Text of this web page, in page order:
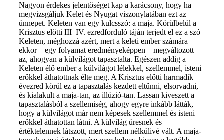
Nagyon érdekes jelentőséget kap a karácsony, hogy ha
megvizsgáljuk Kelet és Nyugat viszonylatában ezt az
ünnepet. Keleten van egy kulcsszó: a maja. Körülbelül a
Krisztus előtti III–IV. ezredforduló táján terjedt el ez a szó
Keleten, méghozzá azért, mert a keleti ember számára
ekkor – egy folyamat eredményeképpen – megváltozott
az, ahogyan a külvilágot tapasztalta. Egészen addig a
Keleten élő ember a külvilágot lélekkel, szellemmel, isteni
erőkkel áthatottnak élte meg. A Krisztus előtti harmadik
évezred körül ez a tapasztalás kezdett eltűnni, elsorvadni,
és kialakult a maja-tan, az illúzió-tan. Lassan kiveszett a
tapasztalásból a szellemiség, ahogy egyre inkább látták,
hogy a külvilágot már nem képesek szellemmel és isteni
erőkkel áthatottan látni. A külvilág üresnek és
értéktelennek látszott, mert szellem nélkülivé vált. A maja-